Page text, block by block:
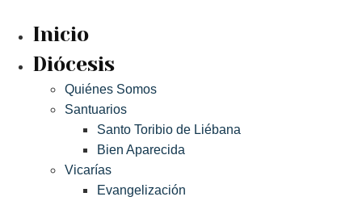
Inicio
Diócesis
Quiénes Somos
Santuarios
Santo Toribio de Liébana
Bien Aparecida
Vicarías
Evangelización